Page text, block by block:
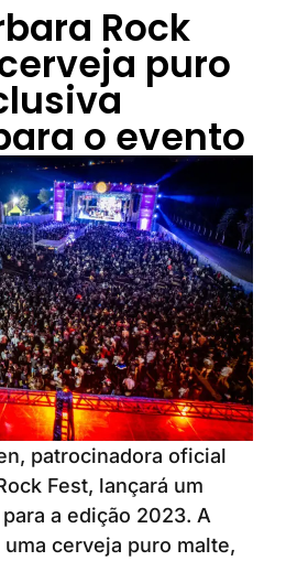
Rock
puro
o evento
patrocinadora oficial
Fest, lançará um
a edição 2023. A
cerveja puro malte,